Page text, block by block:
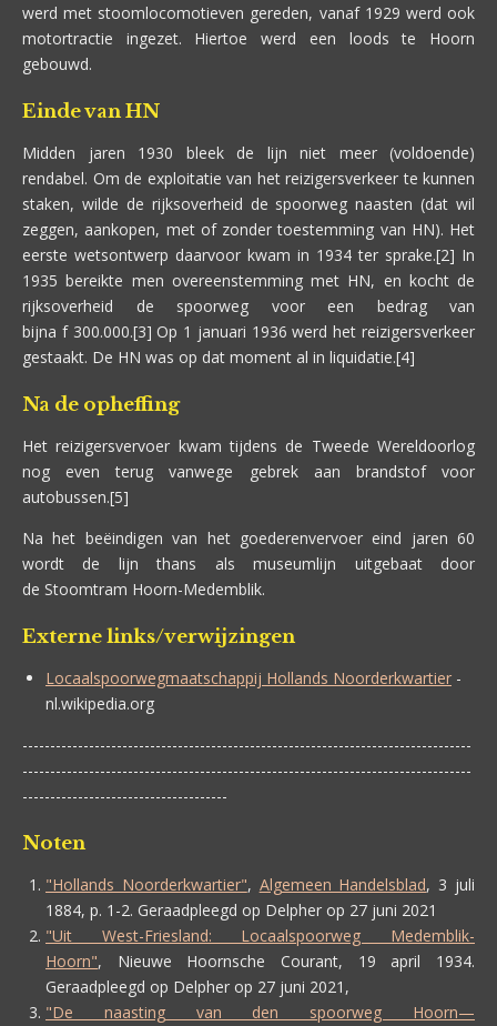
werd met stoomlocomotieven gereden, vanaf 1929 werd ook
motortractie ingezet. Hiertoe werd een loods te Hoorn
gebouwd.
Einde van HN
Midden jaren 1930 bleek de lijn niet meer (voldoende)
rendabel. Om de exploitatie van het reizigersverkeer te kunnen
staken, wilde de rijksoverheid de spoorweg naasten (dat wil
zeggen, aankopen, met of zonder toestemming van HN). Het
eerste wetsontwerp daarvoor kwam in 1934 ter sprake.[2] In
1935 bereikte men overeenstemming met HN, en kocht de
rijksoverheid de spoorweg voor een bedrag van
bijna f 300.000.[3] Op 1 januari 1936 werd het reizigersverkeer
gestaakt. De HN was op dat moment al in liquidatie.[4]
Na de opheffing
Het reizigersvervoer kwam tijdens de Tweede Wereldoorlog
nog even terug vanwege gebrek aan brandstof voor
autobussen.[5]
Na het beëindigen van het goederenvervoer eind jaren 60
wordt de lijn thans als museumlijn uitgebaat door
de Stoomtram Hoorn-Medemblik.
Externe links/verwijzingen
Locaalspoorwegmaatschappij Hollands Noorderkwartier -
nl.wikipedia.org
---------------------------------------------------------------------------------
---------------------------------------------------------------------------------
-------------------------------------
Noten
"Hollands Noorderkwartier", Algemeen Handelsblad, 3 juli
1884, p. 1-2. Geraadpleegd op Delpher op 27 juni 2021
"Uit West-Friesland: Locaalspoorweg Medemblik-
Hoorn",
Nieuwe Hoornsche Courant, 19 april 1934.
Geraadpleegd op Delpher op 27 juni 2021,
"De naasting van den spoorweg Hoorn—